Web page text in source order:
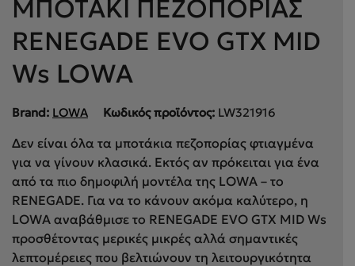
ΜΠΟΤΑΚΙ ΠΕΖΟΠΟΡΙΑΣ
RENEGADE EVO GTX MID
Ws LOWA
Brand: LOWA Κωδικός προϊόντος: LW321916
Δεν είναι όλα τα μποτάκια πεζοπορίας φτιαγμένα
για να γίνουν κλασικά. Εκτός αν πρόκειται για ένα
από τα πιο δημοφιλή μοντέλα της LOWA – το
RENEGADE. Για να το κάνουν ακόμα καλύτερο, η
LOWA αναβάθμισε το RENEGADE EVO GTX MID Ws
προσθέτοντας μερικές μικρές αλλά σημαντικές
λεπτομέρειες που βελτιώνουν τη λειτουργικότητα